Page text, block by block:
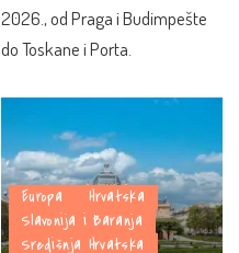
2026., od Praga i Budimpešte
do Toskane i Porta.
Europa
Hrvatska
Slavonija i Baranja
Središnja Hrvatska